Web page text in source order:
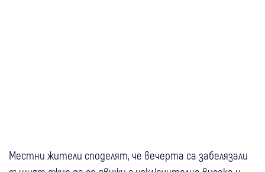
Местни жители споделят, че вечерта са забелязали